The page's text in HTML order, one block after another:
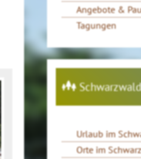
Angebote &
Tagungen
Urlaub im
Orte im